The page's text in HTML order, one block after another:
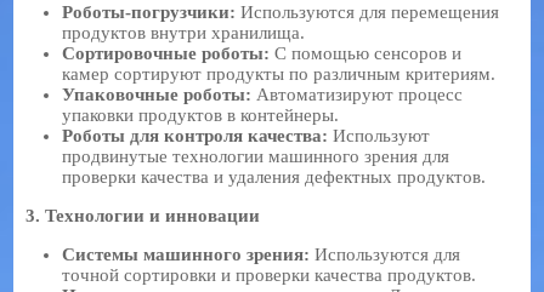
Роботы-погрузчики: Используются для перемещения
продуктов внутри хранилища.
Сортировочные роботы: С помощью сенсоров и
камер сортируют продукты по различным критериям.
Упаковочные роботы: Автоматизируют процесс
упаковки продуктов в контейнеры.
Роботы для контроля качества: Используют
продвинутые технологии машинного зрения для
проверки качества и удаления дефектных продуктов.
3.Технологии и инновации
Системы машинного зрения: Используются для
точной сортировки и проверки качества продуктов.